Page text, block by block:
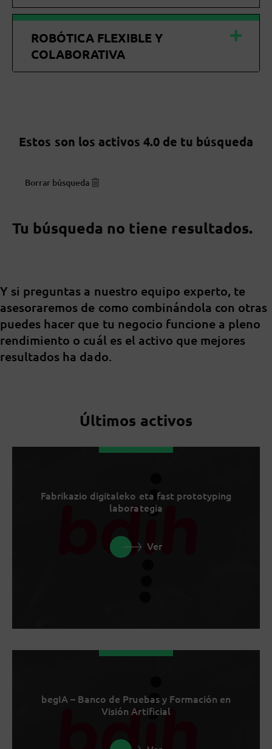
ROBÓTICA FLEXIBLE Y
COLABORATIVA
Estos son los activos 4.0 de tu búsqueda
Borrar búsqueda
Tu búsqueda no tiene resultados.
Y si preguntas a nuestro equipo experto, te
asesoraremos de como combinándola con otras
puedes hacer que tu negocio funcione a pleno
rendimiento o cuál es el activo que mejores
resultados ha dado.
Últimos activos
Fabrikazio digitaleko eta fast prototyping
laborategia
Ver
begIA – Banco de Pruebas y Formación en
Visión Artificial